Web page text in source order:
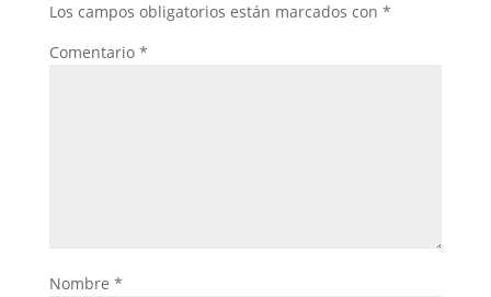
Los campos obligatorios están marcados con *
Comentario *
Nombre *